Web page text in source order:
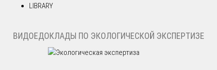
LIBRARY
ВИДОЕДОКЛАДЫ ПО ЭКОЛОГИЧЕСКОЙ ЭКСПЕРТИЗЕ